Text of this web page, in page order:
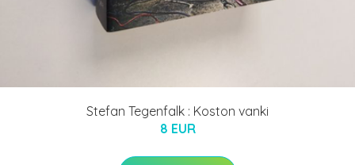
Stefan Tegenfalk : Koston vanki
8 EUR